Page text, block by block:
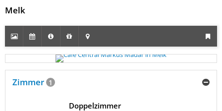
Melk
Zimmer 1
Doppelzimmer